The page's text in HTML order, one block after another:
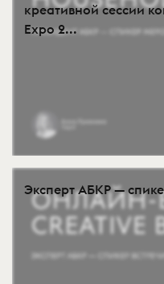
креативной сессии
Expo 2...
Эксперт АБКР —